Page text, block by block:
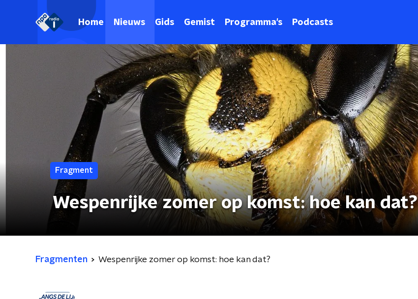
Home Nieuws Gids Gemist Programma's Podcasts
Fragment
Wespenrijke zomer op komst: hoe kan dat?
Fragmenten Wespenrijke zomer op komst: hoe kan dat?